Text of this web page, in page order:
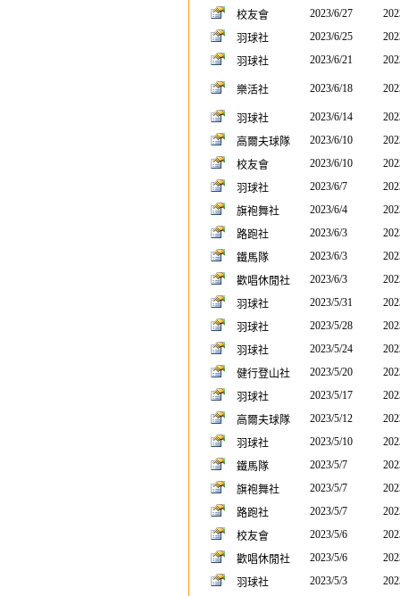
校友會
2023/6/27
羽球社
2023/6/25
羽球社
2023/6/21
樂活社 2023/6/18
羽球社 2023/6/14
高爾夫球隊
2023/6/10
校友會
2023/6/10
羽球社
2023/6/7
旗袍舞社
2023/6/4
路跑社
2023/6/3
鐵馬隊
2023/6/3
歡唱休閒社
2023/6/3
羽球社
2023/5/31
羽球社
2023/5/28
羽球社
2023/5/24
健行登山社
2023/5/20
羽球社
2023/5/17
高爾夫球隊
2023/5/12
羽球社
2023/5/10
鐵馬隊
2023/5/7
旗袍舞社
2023/5/7
路跑社
2023/5/7
校友會
2023/5/6
歡唱休閒社
2023/5/6
羽球社
2023/5/3